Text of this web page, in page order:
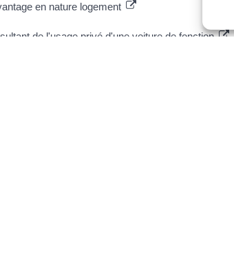
en nature logement
de l'usage privé d'une voiture de fonction